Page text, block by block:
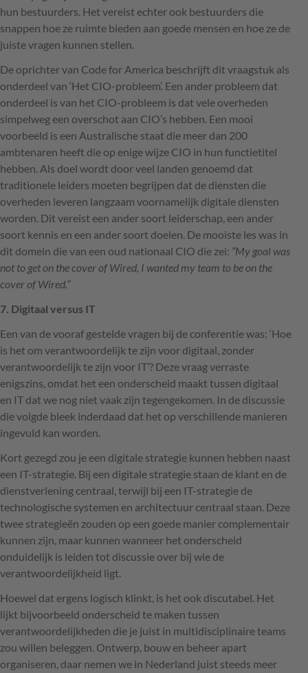
hun bestuurders. Het vereist echter ook bestuurders die
snappen hoe ze ruimte bieden aan goede mensen en hoe ze de
juiste vragen kunnen stellen.
De oprichter van Code for America beschrijft dit vraagstuk als
onderdeel van ‘Het CIO-probleem’. Een ander probleem dat
onderdeel is van het CIO-probleem is dat vele overheden
simpelweg een overschot aan CIO’s hebben. Een mooi
voorbeeld is een Australische staat die meer dan 200
ambtenaren heeft die op enige wijze CIO in hun functietitel
hebben. Als doel wordt door veel landen genoemd dat
traditionele leiders moeten begrijpen dat de diensten die
overheden leveren langzaam voornamelijk digitale diensten
worden. Dit vereist een ander soort leiderschap, een ander
soort kennis en een ander soort doelen. De mooiste les was in
dit domein die van een oud nationaal CIO die zei: “My goal was
not to get on the cover of Wired, I wanted my team to be on the
cover of Wired.”
7. Digitaal versus IT
Een van de vooraf gestelde vragen bij de conferentie was: ‘Hoe
is het om verantwoordelijk te zijn voor digitaal, zonder
verantwoordelijk te zijn voor IT’? Deze vraag verraste
enigszins, omdat het een onderscheid maakt tussen digitaal
en IT dat we nog niet vaak zijn tegengekomen. In de discussie
die volgde bleek inderdaad dat het op verschillende manieren
ingevuld kan worden.
Kort gezegd zou je een digitale strategie kunnen hebben naast
een IT-strategie. Bij een digitale strategie staan de klant en de
dienstverlening centraal, terwijl bij een IT-strategie de
technologische systemen en architectuur centraal staan. Deze
twee strategieën zouden op een goede manier complementair
kunnen zijn, maar kunnen wanneer het onderscheid
onduidelijk is leiden tot discussie over bij wie de
verantwoordelijkheid ligt.
Hoewel dat ergens logisch klinkt, is het ook discutabel. Het
lijkt bijvoorbeeld onderscheid te maken tussen
verantwoordelijkheden die je juist in multidisciplinaire teams
zou willen beleggen. Ontwerp, bouw en beheer apart
organiseren, daar nemen we in Nederland juist steeds meer